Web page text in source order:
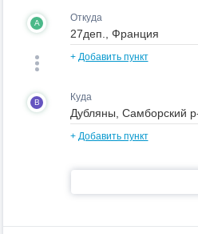
A Откуда
+ Добавить пункт
B Куда
+ Добавить пункт